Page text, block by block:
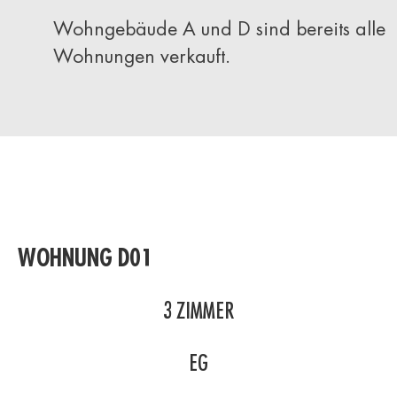
Wohngebäude A und D sind bereits alle
Wohnungen verkauft.
WOHNUNG D01
3ZIMMER
EG